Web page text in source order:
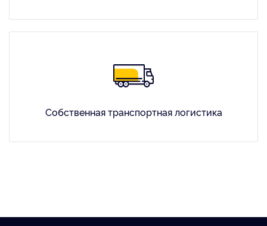
Собственная транспортная логистика